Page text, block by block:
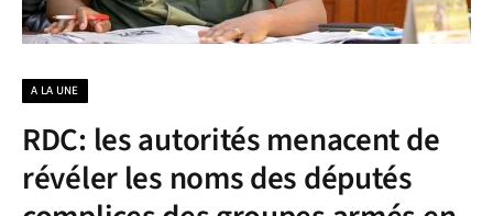
A LA UNE
RDC: les autorités menacent de
révéler les noms des députés